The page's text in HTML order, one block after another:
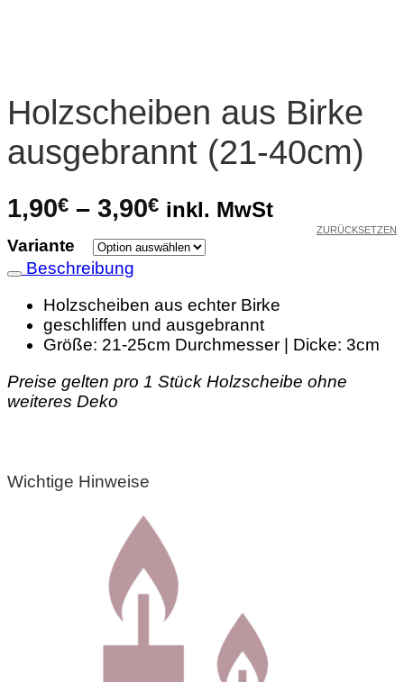
Holzscheiben aus Birke
ausgebrannt (21-40cm)
1,90€ – 3,90€Preisspanne:
1,90€
bis
inkl. MwSt
Variante
ZURÜCKSETZEN
Beschreibung
Holzscheiben aus echter Birke
geschliffen und ausgebrannt
Größe: 21-25cm Durchmesser | Dicke: 3cm
Preise gelten pro 1 Stück Holzscheibe ohne
weiteres Deko
Wichtige Hinweise